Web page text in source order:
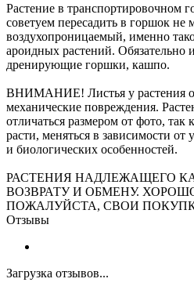
Растение в транспортировочном
советуем пересадить в горшок
воздухопроницаемый, именно
ароидных растений. Обязательно
дренирующие горшки, кашпо.
ВНИМАНИЕ! Листья у растения
механические повреждения.
отличаться размером от фото, так
расти, меняться в зависимости от
и биологических особенностей.
РАСТЕНИЯ НАДЛЕЖАЩЕГО
ВОЗВРАТУ И ОБМЕНУ.
ПОЖАЛУЙСТА, СВОИ
Отзывы
Загрузка отзывов...